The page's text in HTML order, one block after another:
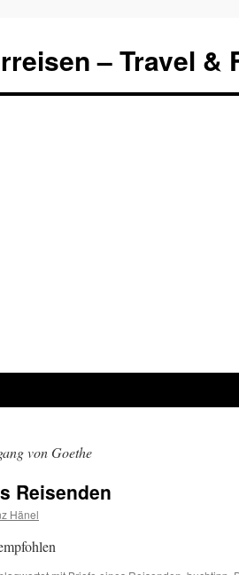
– Travel &
von Goethe
Reisenden
Hänel